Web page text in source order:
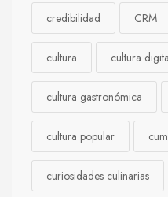
credibilidad CRM
cultura cultura
cultura gastronómica
cultura popular
curiosidades culinarias